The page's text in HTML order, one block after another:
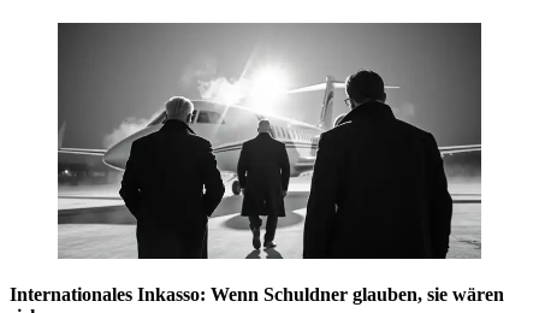
Internationales Inkasso: Wenn Schuldner glauben, sie wären